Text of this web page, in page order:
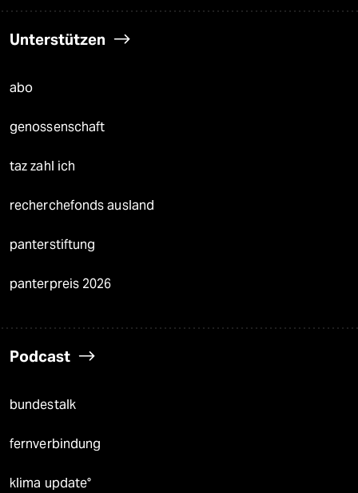
Unterstützen
abo
genossenschaft
taz zahl ich
recherchefonds ausland
panterstiftung
panterpreis 2026
Podcast
bundestalk
fernverbindung
klima update°